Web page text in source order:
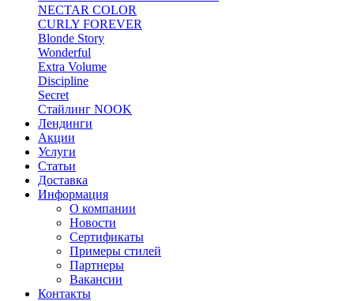
NECTAR COLOR
CURLY FOREVER
Blonde Story
Wonderful
Extra Volume
Discipline
Secret
Стайлинг NOOK
Лендинги
Акции
Услуги
Статьи
Доставка
Информация
О компании
Новости
Сертификаты
Примеры стилей
Партнеры
Вакансии
Контакты